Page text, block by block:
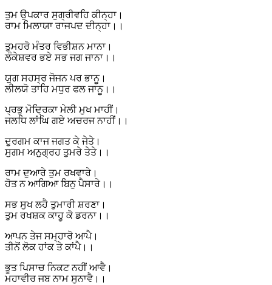
ਤੁਮ ਉਪਕਾਰ ਸੁਗ੍ਰੀਵਹਿ ਕੀਨ੍ਹਾ।
ਰਾਮ ਮਿਲਾਯਾ ਰਾਜਪਦ ਦੀਨ੍ਹਾ।।
ਤੁਮਹਰੋ ਮੰਤਰ ਵਿਭੀਸ਼ਨ ਮਾਨਾ।
ਲੰਕੇਸ਼ਵਰ ਭਏ ਸਭ ਜਗ ਜਾਨਾ।।
ਯੁਗ ਸਹਸ੍ਰ ਜੋਜਨ ਪਰ ਭਾਨੂ।
ਲੀਲਯੋ ਤਾਹਿ ਮਧੁਰ ਫਲ ਜਾਨੂ।।
ਪ੍ਰਭੁ ਮੋਦ੍ਰਿਕਾ ਮੇਲੀ ਮੁਖ ਮਾਹੀਂ।
ਜਲਧਿ ਲਾਂਘਿ ਗਏ ਅਚਰਜ ਨਾਹੀਂ।।
ਦੁਰਗਮ ਕਾਜ ਜਗਤ ਕੇ ਜੇਤੇ।
ਸੁਗਮ ਅਨੁਗ੍ਰਹ ਤੁਮਰੇ ਤੇਤੇ।।
ਰਾਮ ਦੁਆਰੇ ਤੁਮ ਰਖਵਾਰੇ।
ਹੋਤ ਨ ਆਗਿਆ ਬਿਨੁ ਪੈਸਾਰੇ।।
ਸਭ ਸੁਖ ਲਹੈ ਤੁਮਾਰੀ ਸ਼ਰਣਾ।
ਤੁਮ ਰਖਸ਼ਕ ਕਾਹੂ ਕੋ ਡਰਨਾ।।
ਆਪਨ ਤੇਜ ਸਮ੍ਹਾਰੋ ਆਪੈ।
ਤੀਨੋਂ ਲੋਕ ਹਾਂਕ ਤੇ ਕਾਂਪੈ।।
ਭੂਤ ਪਿਸਾਚ ਨਿਕਟ ਨਹੀਂ ਆਵੈ।
ਮਹਾਵੀਰ ਜਬ ਨਾਮ ਸੁਨਾਵੈ।।